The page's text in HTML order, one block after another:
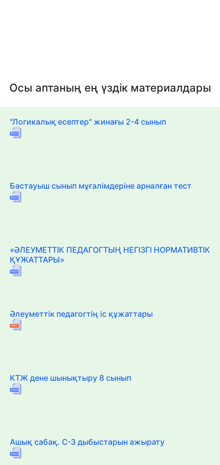
Осы аптаның ең үздік материалдары
"Логикалық есептер" жинағы 2-4 сынып
Бастауыш сынып мұғалімдеріне арналған тест
«ӘЛЕУМЕТТІК ПЕДАГОГТЫҢ НЕГІЗГІ НОРМАТИВТІК
ҚҰЖАТТАРЫ»
Әлеуметтік педагогтің іс құжаттары
КТЖ дене шынықтыру 8 сынып
Ашық сабақ. С-З дыбыстарын ажырату